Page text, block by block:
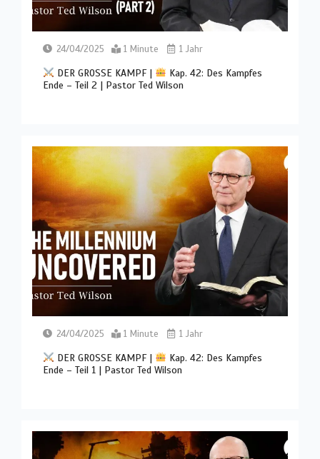
24/04/2025 1 Minute 1 Jahr
DER GROSSE KAMPF |
Kap. 42: Des Kampfes
Ende – Teil 2 | Pastor Ted Wilson
24/04/2025 1 Minute 1 Jahr
DER GROSSE KAMPF |
Kap. 42: Des Kampfes
Ende – Teil 1 | Pastor Ted Wilson